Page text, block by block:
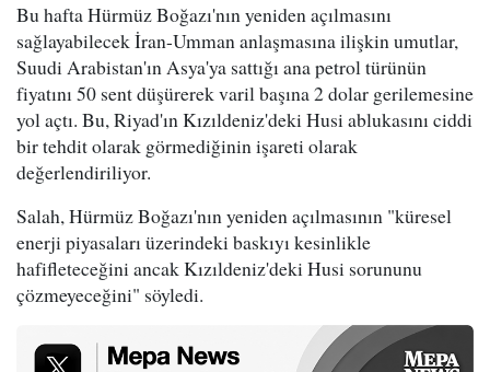
Bu hafta Hürmüz Boğazı'nın yeniden açılmasını
sağlayabilecek İran-Umman anlaşmasına ilişkin umutlar,
Suudi Arabistan'ın Asya'ya sattığı ana petrol türünün
fiyatını 50 sent düşürerek varil başına 2 dolar gerilemesine
yol açtı. Bu, Riyad'ın Kızıldeniz'deki Husi ablukasını ciddi
bir tehdit olarak görmediğinin işareti olarak
değerlendiriliyor.
Salah, Hürmüz Boğazı'nın yeniden açılmasının "küresel
enerji piyasaları üzerindeki baskıyı kesinlikle
hafifleteceğini ancak Kızıldeniz'deki Husi sorununu
çözmeyeceğini" söyledi.